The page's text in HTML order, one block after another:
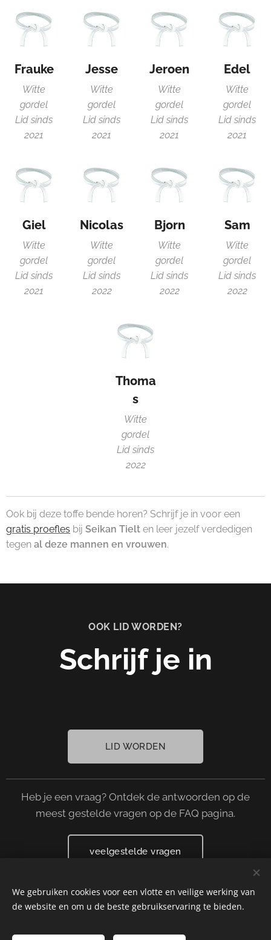
Frauke
Witte
gordel
Lid sinds
2021
Jesse
Witte
gordel
Lid sinds
2021
Jeroen
Witte
gordel
Lid sinds
2021
Edel
Witte
gordel
Lid sinds
2021
Giel
Witte
gordel
Lid sinds
2021
Nicolas
Witte
gordel
Lid sinds
2022
Bjorn
Witte
gordel
Lid sinds
2022
Sam
Witte
gordel
Lid sinds
2022
Thoma
s
Witte
gordel
Lid sinds
2022
Ook bij deze toffe bende horen? Schrijf je in voor een
gratis proefles bij Seikan Tielt en leer jezelf verdedigen
tegen al deze mannen en vrouwen.
OOK LID WORDEN?
Schrijf je in
LID WORDEN
Heb je een vraag? Ontdek de antwoorden op de
meest gestelde vragen op de FAQ pagina.
veelgestelde vragen
We gebruiken cookies voor een vlotte en veilige werking van
de website en om u de beste gebruikservaring te bieden.